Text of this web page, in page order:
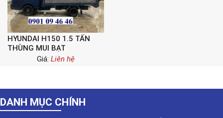
HYUNDAI H150 1.5 TẤN
THÙNG MUI BẠT
Giá: Liên hệ
DANH MỤC CHÍNH